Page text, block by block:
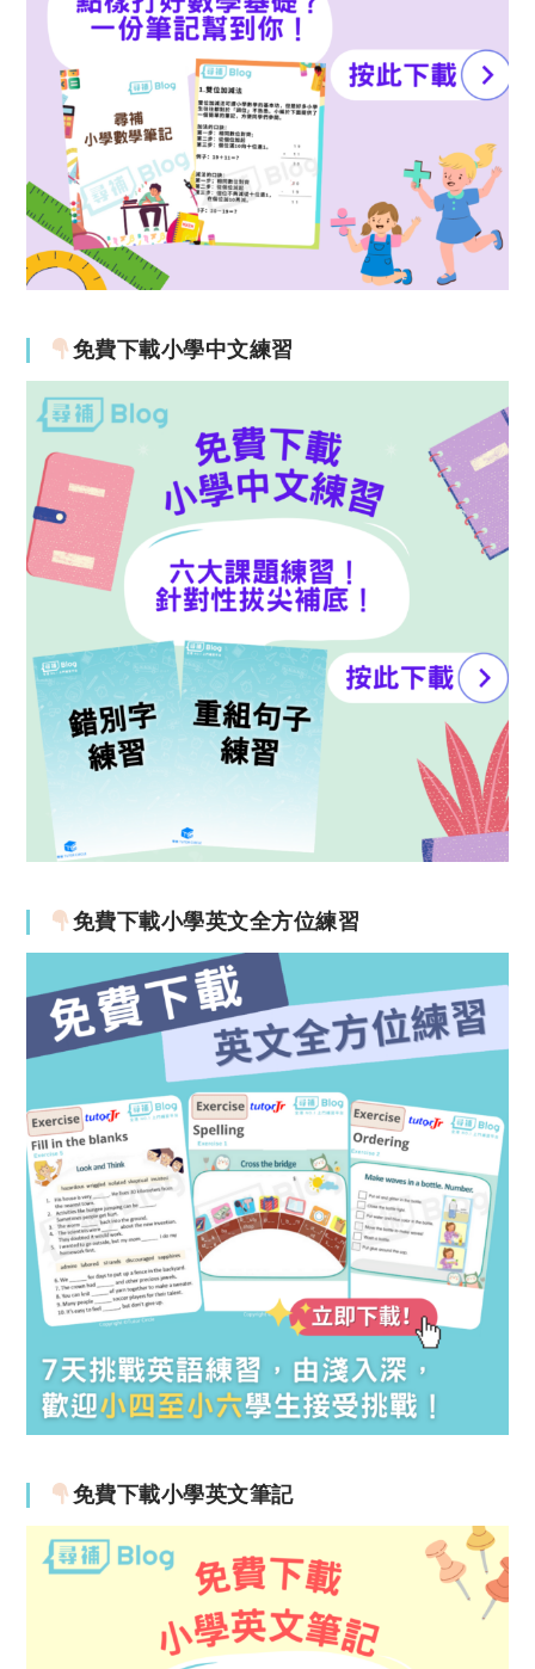
免費下載小學中文練習
免費下載小學英文全方位練習
免費下載小學英文筆記